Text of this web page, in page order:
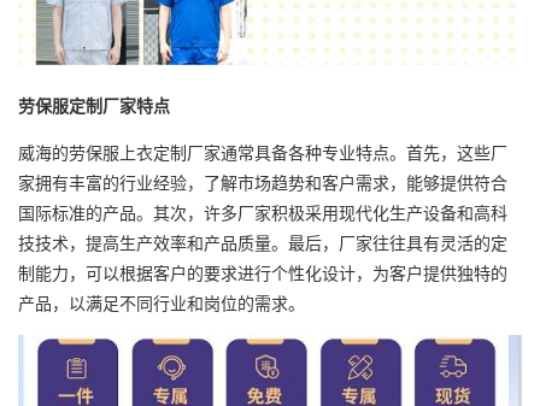
劳保服定制厂家特点
威海的劳保服上衣定制厂家通常具备各种专业特点。首先，这些厂
家拥有丰富的行业经验，了解市场趋势和客户需求，能够提供符合
国际标准的产品。其次，许多厂家积极采用现代化生产设备和高科
技技术，提高生产效率和产品质量。最后，厂家往往具有灵活的定
制能力，可以根据客户的要求进行个性化设计，为客户提供独特的
产品，以满足不同行业和岗位的需求。